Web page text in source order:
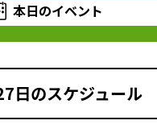
本日のイベント
日のスケジュール